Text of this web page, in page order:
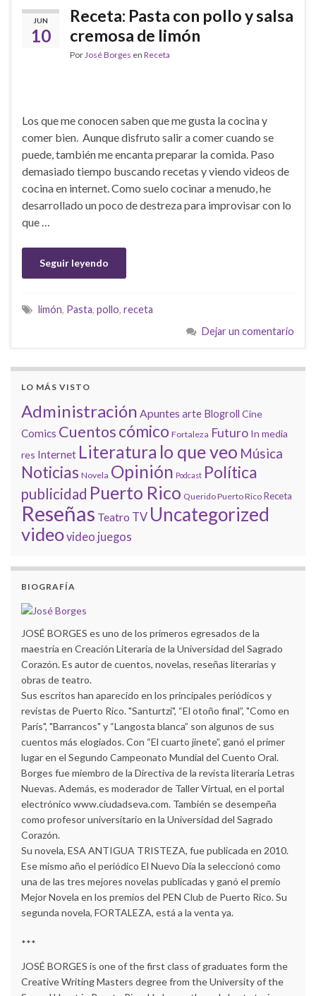
JUN
10
Receta: Pasta con pollo y salsa
cremosa de limón
PorJosé Borges en Receta
Los que me conocen saben que me gusta la cocina y
comer bien. Aunque disfruto salir a comer cuando se
puede, también me encanta preparar la comida. Paso
demasiado tiempo buscando recetas y viendo videos de
cocina en internet. Como suelo cocinar a menudo, he
desarrollado un poco de destreza para improvisar con lo
que …
Seguir leyendo
limón, Pasta, pollo, receta
Dejar un comentario
LO MÁS VISTO
Administración Apuntes arte Blogroll Cine
Comics Cuentoscómico Fortaleza Futuro In media
res Internet Literatura lo que veo Música
Noticias Novela Opinión Podcast Política
publicidad Puerto Rico Querido Puerto Rico Receta
Reseñas Teatro TV Uncategorized
videovideo juegos
BIOGRAFÍA
JOSÉ BORGES es uno de los primeros egresados de la
maestría en Creación Literaria de la Universidad del Sagrado
Corazón. Es autor de cuentos, novelas, reseñas literarias y
obras de teatro.
Sus escritos han aparecido en los principales periódicos y
revistas de Puerto Rico. "Santurtzi", “El otoño final”, "Como en
París", "Barrancos" y “Langosta blanca” son algunos de sus
cuentos más elogiados. Con “El cuarto jinete”, ganó el primer
lugar en el Segundo Campeonato Mundial del Cuento Oral.
Borges fue miembro de la Directiva de la revista literaria Letras
Nuevas. Además, es moderador de Taller Virtual, en el portal
electrónico www.ciudadseva.com. También se desempeña
como profesor universitario en la Universidad del Sagrado
Corazón.
Su novela, ESA ANTIGUA TRISTEZA, fue publicada en 2010.
Ese mismo año el periódico El Nuevo Día la seleccionó como
una de las tres mejores novelas publicadas y ganó el premio
Mejor Novela en los premios del PEN Club de Puerto Rico. Su
segunda novela, FORTALEZA, está a la venta ya.
***
JOSÉ BORGES is one of the first class of graduates form the
Creative Writing Masters degree from the University of the